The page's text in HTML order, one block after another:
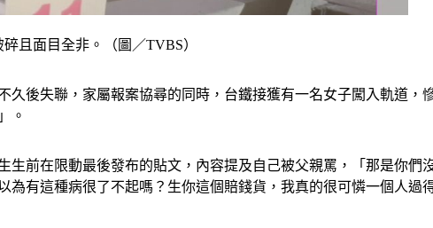
且面目全非。（圖／TVBS）
久後失聯，家屬報案協尋的同時，台鐵接獲有一名女子闖入軌道
。
生前在限動最後發布的貼文，內容提及自己被父親罵，「那是你
有這種病很了不起嗎？生你這個賠錢貨，我真的很可憐一個人過